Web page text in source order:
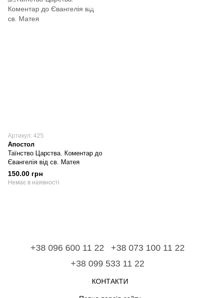
Артикул: 425
Апостол
Таїнство Царства. Коментар до
Євангелія від св. Матея
150.00 грн
Немає в наявності
+38 096 600 11 22
+38 073 100 11 22
+38 099 533 11 22
КОНТАКТИ